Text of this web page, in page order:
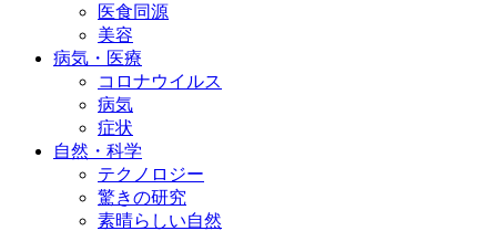
医食同源
美容
病気・医療
コロナウイルス
病気
症状
自然・科学
テクノロジー
驚きの研究
素晴らしい自然